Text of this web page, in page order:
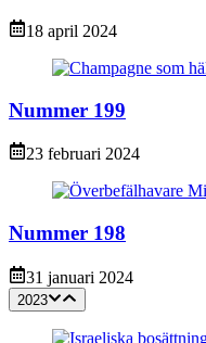
18 april 2024
Nummer 199
23 februari 2024
Nummer 198
31 januari 2024
2023